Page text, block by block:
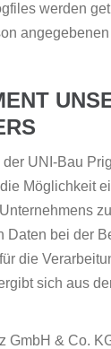
werden
UNI-Bau
Möglichkeit
Daten bei der
die
sich aus
GmbH & Co.